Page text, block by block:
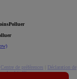
Centre de préférences
Déclaration de
(pdf(